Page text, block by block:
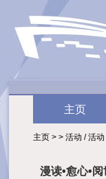
主页
主页 > > 活动 / 活动
漫读•愈心•